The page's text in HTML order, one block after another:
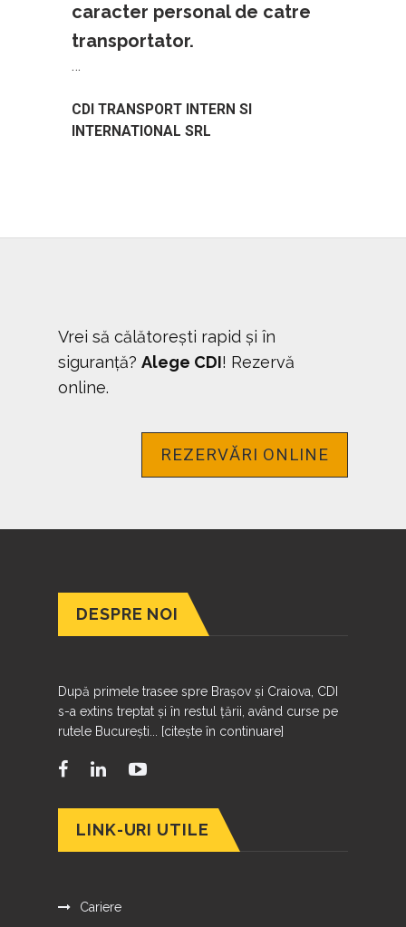
caracter personal de catre
transportator.
…
CDI TRANSPORT INTERN SI
INTERNATIONAL SRL
Vrei să călătorești rapid și în
siguranță? Alege CDI! Rezervă
online.
REZERVĂRI ONLINE
DESPRE NOI
După primele trasee spre Brașov și Craiova, CDI
s-a extins treptat și în restul țării, având curse pe
rutele București...
[citește în continuare]
LINK-URI UTILE
Cariere